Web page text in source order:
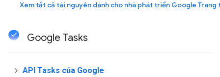
Xem tất cả tài nguyên dành cho nhà phát triển Google Trang
Google Tasks
API Tasks của Google